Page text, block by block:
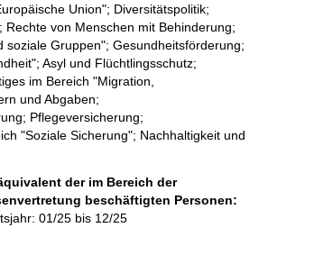
Union"; Diversitätspolitik;
von Menschen mit Behinderung;
soziale Gruppen"; Gesundheitsförderung;
Asyl und Flüchtlingsschutz;
im Bereich "Migration,
und Abgaben;
Pflegeversicherung;
"Soziale Sicherung"; Nachhaltigkeit und
der im Bereich der
beschäftigten Personen:
01/25 bis 12/25